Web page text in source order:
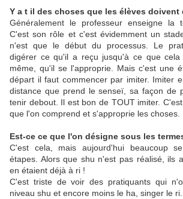
Y a t il des choses que les élèves doivent
Généralement le professeur enseigne la
C'est son rôle et c'est évidemment un
n'est que le début du processus. Le
digérer ce qu'il a reçu jusqu'à ce que
même, qu'il se l'approprie. Mais c'est une
départ il faut commencer par imiter. Imiter
distance que prend le senseï, sa façon de
tenir debout. Il est bon de TOUT imiter.
que l'on comprend et s'approprie les choses.
Est-ce ce que l'on désigne sous les
C'est cela, mais aujourd'hui beaucoup
étapes. Alors que shu n'est pas réalisé, ils
en étaient déjà à ri !
C'est triste de voir des pratiquants qui
niveau shu et encore moins le ha, singer le